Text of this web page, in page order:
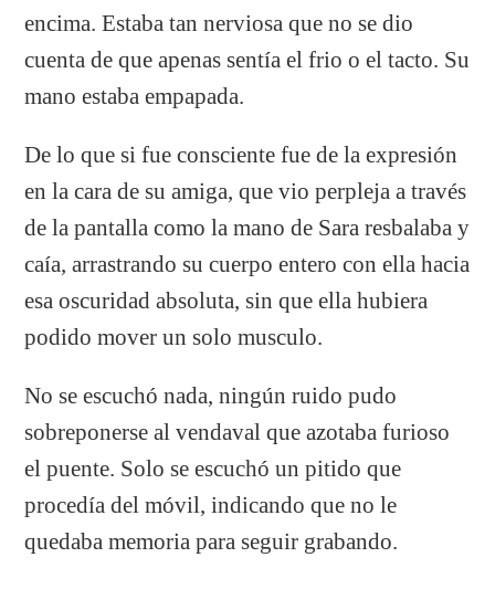
encima. Estaba tan nerviosa que no se dio
cuenta de que apenas sentía el frio o el tacto. Su
mano estaba empapada.
De lo que si fue consciente fue de la expresión
en la cara de su amiga, que vio perpleja a través
de la pantalla como la mano de Sara resbalaba y
caía, arrastrando su cuerpo entero con ella hacia
esa oscuridad absoluta, sin que ella hubiera
podido mover un solo musculo.
No se escuchó nada, ningún ruido pudo
sobreponerse al vendaval que azotaba furioso
el puente. Solo se escuchó un pitido que
procedía del móvil, indicando que no le
quedaba memoria para seguir grabando.